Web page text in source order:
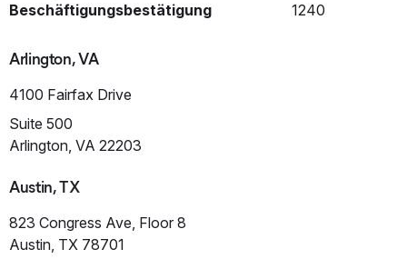
Beschäftigungsbestätigung
1240
Arlington, VA
4100 Fairfax Drive
Suite 500
Arlington, VA 22203
Austin, TX
823 Congress Ave, Floor 8
Austin, TX 78701